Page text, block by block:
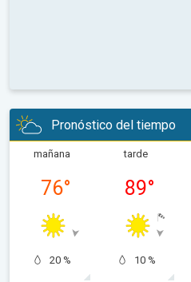
Pronóstico del tiempo
mañana
76°
20 %
tarde
89°
10 %